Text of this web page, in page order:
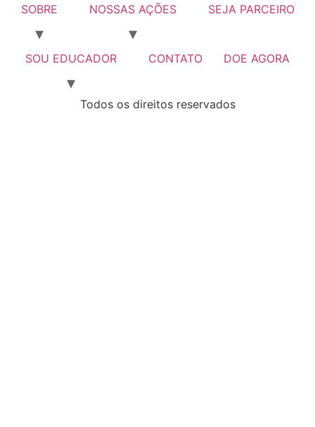
SOBRE
NOSSAS AÇÕES SEJA PARCEIRO
SOU EDUCADOR CONTATO DOE AGORA
Todos os direitos reservados